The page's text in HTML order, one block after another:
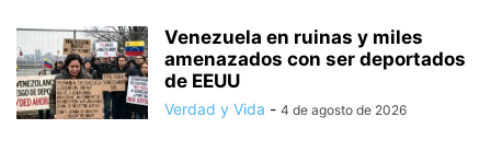
Venezuela en ruinas y miles
amenazados con ser deportados
de EEUU
Verdad y Vida - 4 de agosto de 2026